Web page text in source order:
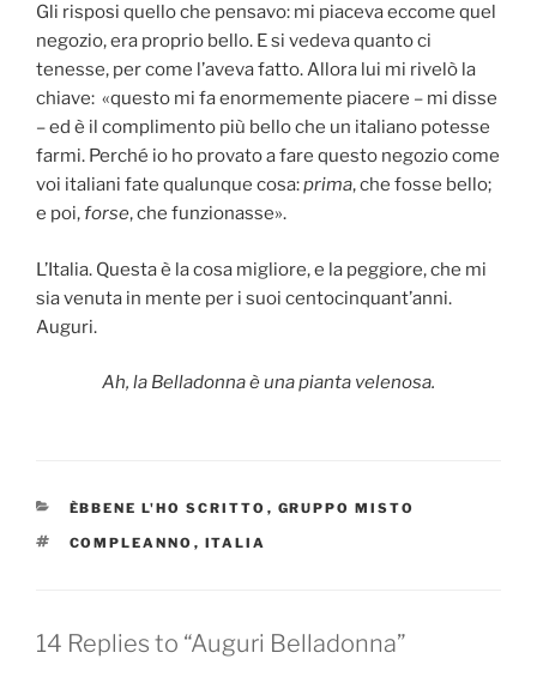
Gli risposi quello che pensavo: mi piaceva eccome quel
negozio, era proprio bello. E si vedeva quanto ci
tenesse, per come l’aveva fatto. Allora lui mi rivelò la
chiave: «questo mi fa enormemente piacere – mi disse
– ed è il complimento più bello che un italiano potesse
farmi. Perché io ho provato a fare questo negozio come
voi italiani fate qualunque cosa:prima, che fosse bello;
e poi,forse, che funzionasse».
L’Italia. Questa è la cosa migliore, e la peggiore, che mi
sia venuta in mente per i suoi centocinquant’anni.
Auguri.
Ah, la Belladonna è una pianta velenosa.
CATEGORIES
ÈBBENE L'HO SCRITTO , GRUPPO MISTO
TAGS
COMPLEANNO , ITALIA
14 Replies to “Auguri Belladonna”